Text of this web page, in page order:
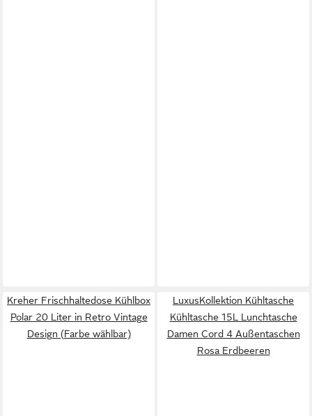
Kreher Frischhaltedose Kühlbox
Polar 20 Liter in Retro Vintage
Design (Farbe wählbar)
LuxusKollektion Kühltasche
Kühltasche 15L Lunchtasche
Damen Cord 4 Außentaschen
Rosa Erdbeeren